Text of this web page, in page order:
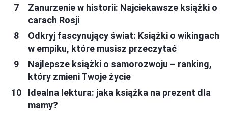
Zanurzenie w historii: Najciekawsze książki o
carach Rosji
Odkryj fascynujący świat: Książki o wikingach
w empiku, które musisz przeczytać
Najlepsze książki o samorozwoju – ranking,
który zmieni Twoje życie
Idealna lektura: jaka książka na prezent dla
mamy?